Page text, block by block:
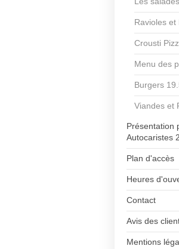
Ravioles et
Crousti
Menu des
Burgers
Viandes et
Présentation
Autocaristes
Plan d'accès
Heures
Contact
Avis des
Mentions